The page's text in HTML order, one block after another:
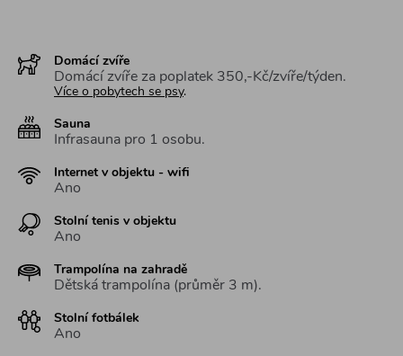
Domácí zvíře
Domácí zvíře za poplatek 350,-Kč/zvíře/týden.
Více o pobytech se psy.
Sauna
Infrasauna pro 1 osobu.
Internet v objektu - wifi
Ano
Stolní tenis v objektu
Ano
Trampolína na zahradě
Dětská trampolína (průměr 3 m).
Stolní fotbálek
Ano